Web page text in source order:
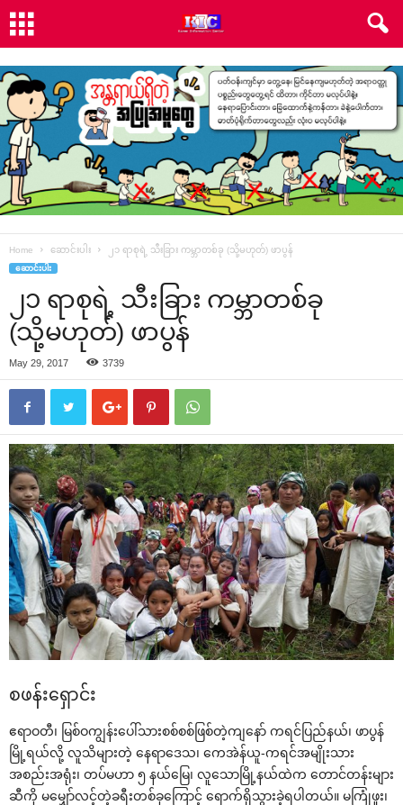
Home ဆောင်းပါး ၂၁ ရာစုရဲ့ သီးခြား ကမ္ဘာတစ်ခု (သို့မဟုတ်) ဖာပွန်
ဆောင်းပါး
၂၁ ရာစုရဲ့ သီးခြား ကမ္ဘာတစ်ခု
(သို့မဟုတ်) ဖာပွန်
May 29, 2017 3739
စဖန်း‌ရှောင်း
ဧရာဝတီ၊ မြစ်ဝကျွန်း‌ပေါ်သားစစ်စစ်ဖြစ်တဲ့ကျ‌နော် ကရင်ပြည်နယ်၊ ဖာပွန်
မြို့ရယ်လို့ လူသိများတဲ့ ‌နေရာ‌ဒေသ၊ ‌ကေအဲန်ယူ-ကရင်အမျိုးသား
အစည်းအရုံး၊ တပ်မဟာ ၅ နယ်‌မြေ၊ လူ‌သောမြို့နယ်ထဲက ‌တောင်တန်းများ
ဆီကို မ‌မျှော်လင့်တဲ့ခရီးတစ်ခု‌ကြောင့် ‌ရောက်ရှိသွားခဲ့ရပါတယ်။ မကြုံဖူး၊